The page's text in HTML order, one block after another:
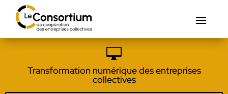

Transformation numérique des entreprises
collectives